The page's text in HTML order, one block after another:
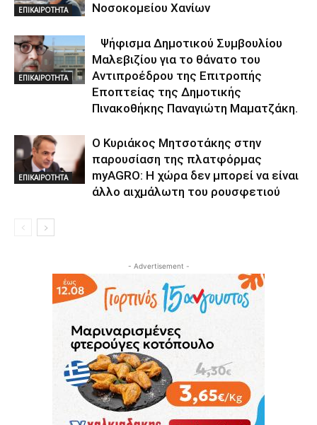
ΕΠΙΚΑΙΡΟΤΗΤΑ
Νοσοκομείου Χανίων
ΕΠΙΚΑΙΡΟΤΗΤΑ
Ψήφισμα Δημοτικού Συμβουλίου
Μαλεβιζίου για το θάνατο του
Αντιπροέδρου της Επιτροπής
Εποπτείας της Δημοτικής
Πινακοθήκης Παναγιώτη Μαματζάκη.
ΕΠΙΚΑΙΡΟΤΗΤΑ
Ο Κυριάκος Μητσοτάκης στην
παρουσίαση της πλατφόρμας
myAGRO: Η χώρα δεν μπορεί να είναι
άλλο αιχμάλωτη του ρουσφετιού
- Advertisement -